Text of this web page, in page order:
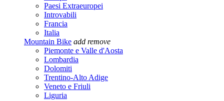
Paesi Extraeuropei
Introvabili
Francia
Italia
Mountain Bike add remove
Piemonte e Valle d'Aosta
Lombardia
Dolomiti
Trentino-Alto Adige
Veneto e Friuli
Liguria